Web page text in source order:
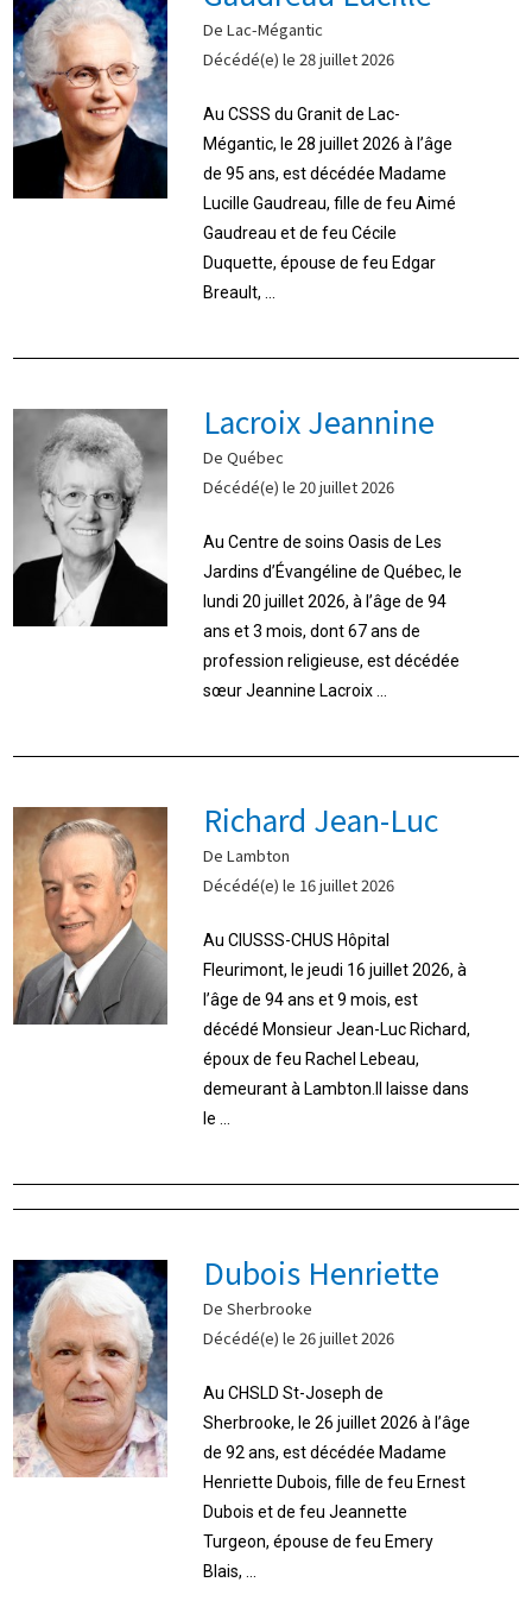
De Lac-Mégantic
Décédé(e) le 28 juillet 2026
Au CSSS du Granit de Lac-
Mégantic, le 28 juillet 2026 à l’âge
de 95 ans, est décédée Madame
Lucille Gaudreau, fille de feu Aimé
Gaudreau et de feu Cécile
Duquette, épouse de feu Edgar
Breault, ...
Lacroix Jeannine
De Québec
Décédé(e) le 20 juillet 2026
Au Centre de soins Oasis de Les
Jardins d’Évangéline de Québec, le
lundi 20 juillet 2026, à l’âge de 94
ans et 3 mois, dont 67 ans de
profession religieuse, est décédée
sœur Jeannine Lacroix ...
Richard Jean-Luc
De Lambton
Décédé(e) le 16 juillet 2026
Au CIUSSS-CHUS Hôpital
Fleurimont, le jeudi 16 juillet 2026, à
l’âge de 94 ans et 9 mois, est
décédé Monsieur Jean-Luc Richard,
époux de feu Rachel Lebeau,
demeurant à Lambton.Il laisse dans
le ...
Dubois Henriette
De Sherbrooke
Décédé(e) le 26 juillet 2026
Au CHSLD St-Joseph de
Sherbrooke, le 26 juillet 2026 à l’âge
de 92 ans, est décédée Madame
Henriette Dubois, fille de feu Ernest
Dubois et de feu Jeannette
Turgeon, épouse de feu Emery
Blais, ...